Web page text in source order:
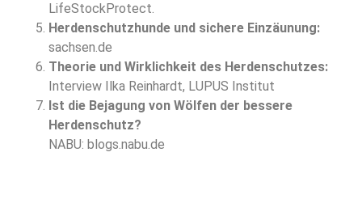
LifeStockProtect.
Herdenschutzhunde und sichere Einzäunung:
sachsen.de
Theorie und Wirklichkeit des Herdenschutzes:
Interview Ilka Reinhardt, LUPUS Institut
Ist die Bejagung von Wölfen der bessere
Herdenschutz?
NABU: blogs.nabu.de